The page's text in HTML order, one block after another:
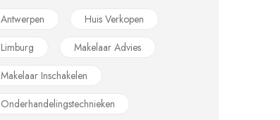
Antwerpen
Huis Verkopen
Limburg
Makelaar Advies
Makelaar Inschakelen
Onderhandelingstechnieken